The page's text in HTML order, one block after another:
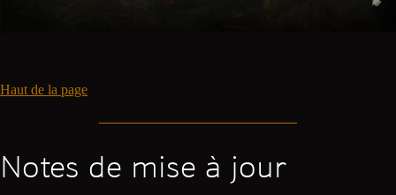
Haut de la page
Notes de mise à jour